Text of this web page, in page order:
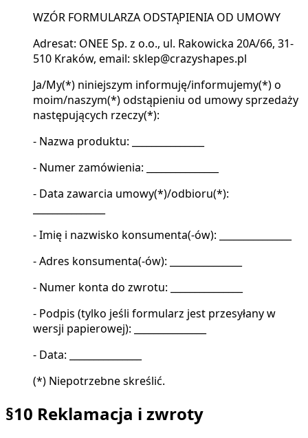
WZÓR FORMULARZA ODSTĄPIENIA OD UMOWY
Adresat: ONEE Sp. z o.o., ul. Rakowicka 20A/66, 31-
510 Kraków, email: sklep@crazyshapes.pl
Ja/My(*) niniejszym informuję/informujemy(*) o
moim/naszym(*) odstąpieniu od umowy sprzedaży
następujących rzeczy(*):
- Nazwa produktu: _______________
- Numer zamówienia: _______________
- Data zawarcia umowy(*)/odbioru(*):
- Imię i nazwisko konsumenta(-ów): _______________
- Adres konsumenta(-ów): _______________
- Numer konta do zwrotu: _______________
- Podpis (tylko jeśli formularz jest przesyłany w
wersji papierowej): _______________
- Data: _______________
(*) Niepotrzebne skreślić.
§10 Reklamacja i zwroty